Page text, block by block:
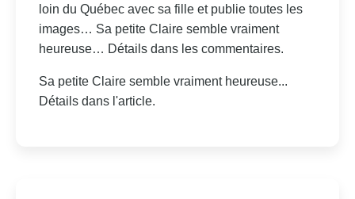
loin du Québec avec sa fille et publie toutes les
images… Sa petite Claire semble vraiment
heureuse… Détails dans les commentaires.
Sa petite Claire semble vraiment heureuse...
Détails dans l'article.